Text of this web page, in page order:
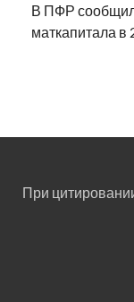
В ПФР
маткапитала в
При